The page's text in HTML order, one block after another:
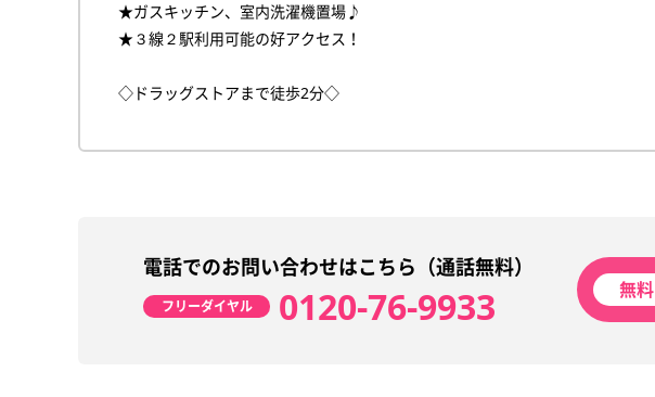
★ガスキッチン、室内洗濯機置場♪
★３線２駅利用可能の好アクセス！
◇ドラッグストアまで徒歩2分◇
電話でのお問い合わせはこちら（通話無料）
フリーダイヤル 0120-76-9933 無料